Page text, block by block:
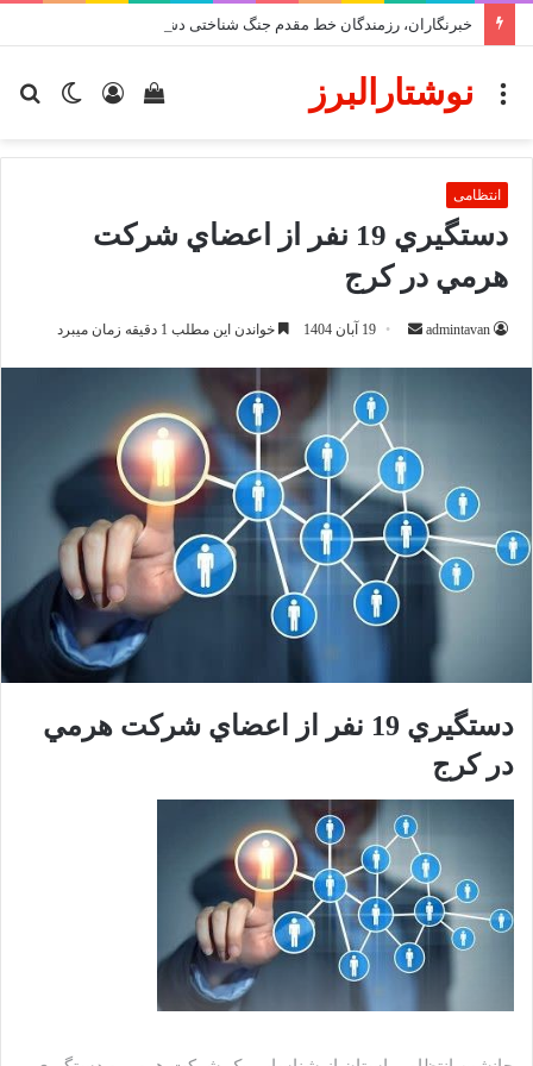
خبرنگاران، رزمندگان خط مقدم جنگ شناختی دشمن
تغییر
ورود
دیدن
خرید
نوشتارالبرزمنو
انتظامی
دستگيري 19 نفر از اعضاي شرکت
هرمي در کرج
admintavan
ارسال19 آبان 1404 خواندن این مطلب 1 دقیقه زمان میبرد
دستگيري 19 نفر از اعضاي شرکت هرمي
در کرج ‌